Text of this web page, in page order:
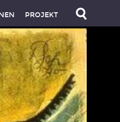
PROJEKT